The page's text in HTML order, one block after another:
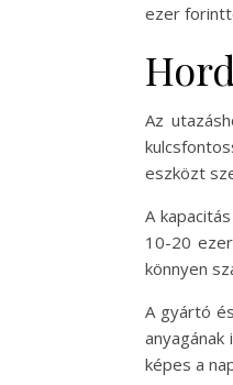
ezer
Az
eszközt
A
10-20
könnyen
A gyártó
képes a